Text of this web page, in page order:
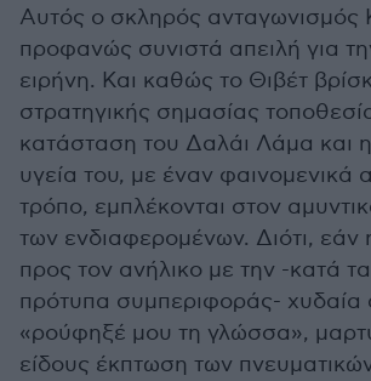
Αυτός ο σκληρός ανταγωνισμός
προφανώς συνιστά απειλή για
ειρήνη. Και καθώς το Θιβέτ
στρατηγικής σημασίας
κατάσταση του Δαλάι Λάμα και
υγεία του, με έναν φαινομενικά
τρόπο, εμπλέκονται στον
των ενδιαφερομένων. Διότι,
προς τον ανήλικο με την -κατά
πρότυπα συμπεριφοράς-
«ρούφηξέ μου τη γλώσσα»,
είδους έκπτωση των